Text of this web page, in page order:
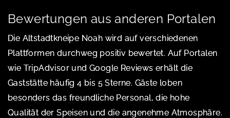
Bewertungen aus anderen Portalen
Die Altstadtkneipe Noah wird auf verschiedenen
Plattformen durchweg positiv bewertet. Auf Portalen
wie TripAdvisor und Google Reviews erhält die
Gaststätte häufig 4 bis 5 Sterne. Gäste loben
besonders das freundliche Personal, die hohe
Qualität der Speisen und die angenehme Atmosphäre.